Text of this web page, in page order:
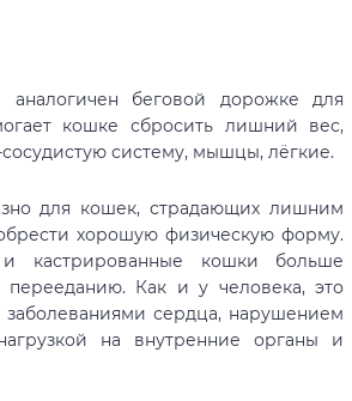
аналогичен беговой дорожке для
кошке сбросить лишний вес,
систему, мышцы, лёгкие.
для кошек, страдающих лишним
хорошую физическую форму.
и кастрированные кошки больше
Как и у человека, это
заболеваниями сердца, нарушением
на внутренние органы и